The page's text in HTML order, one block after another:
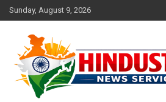
Skip
to
Sunday, August 9, 2026